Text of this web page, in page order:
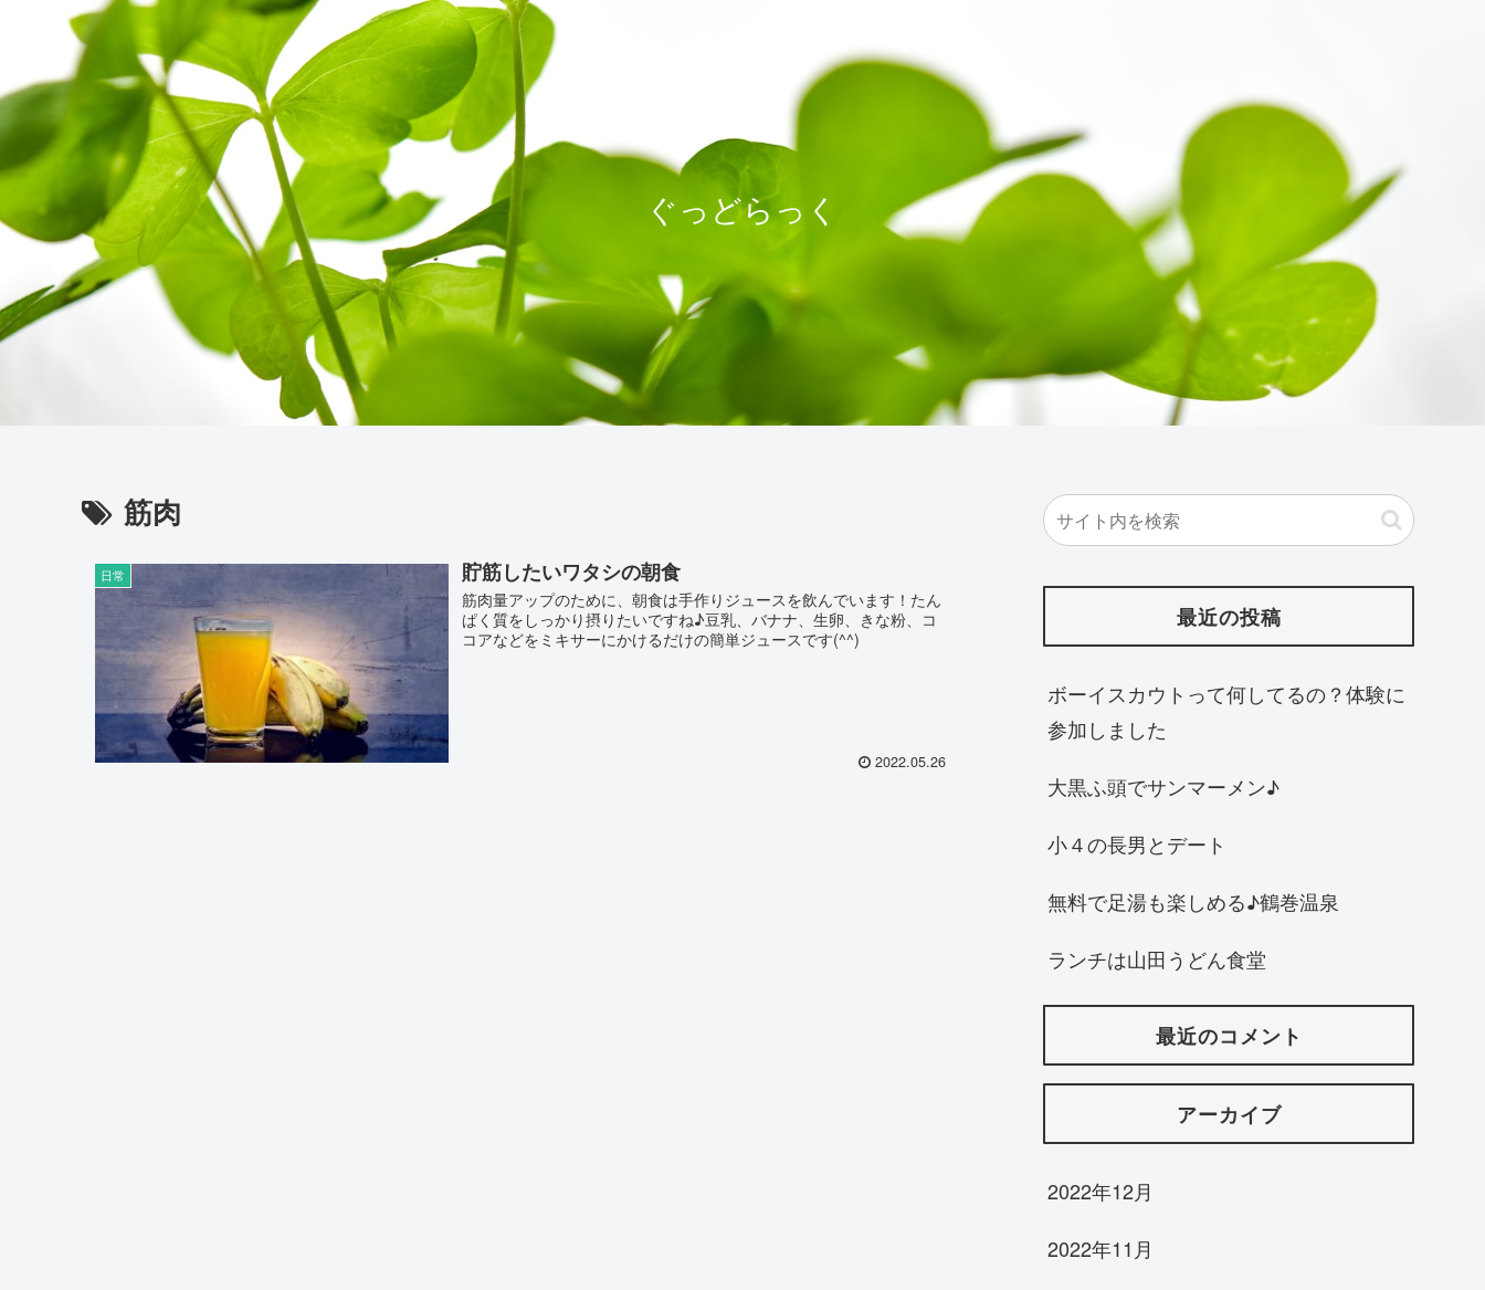
ぐっどらっく
筋肉
日常 貯筋したいワタシの朝食
筋肉量アップのために、朝食は手作りジュースを飲んでいます！たん
ぱく質をしっかり摂りたいですね♪豆乳、バナナ、生卵、きな粉、コ
コアなどをミキサーにかけるだけの簡単ジュースです(^^)
2022.05.26
最近の投稿
ボーイスカウトって何してるの？体験に
参加しました
大黒ふ頭でサンマーメン♪
小４の長男とデート
無料で足湯も楽しめる♪鶴巻温泉
ランチは山田うどん食堂
最近のコメント
アーカイブ
2022年12月
2022年11月